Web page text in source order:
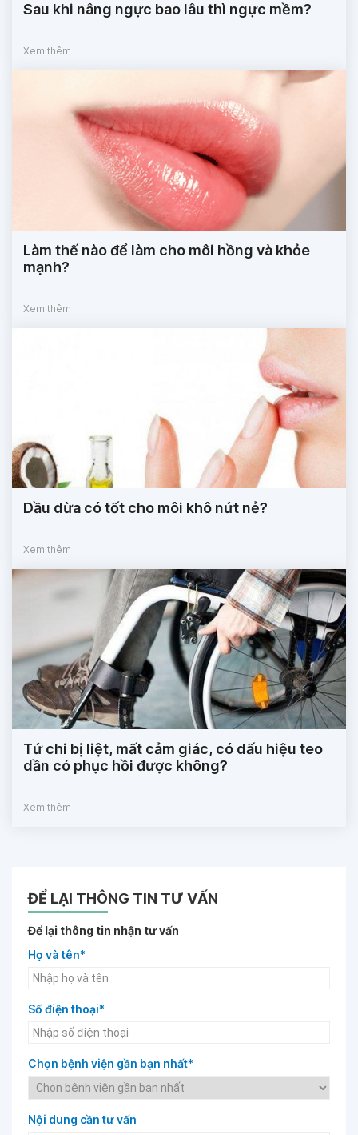
Sau khi nâng ngực bao lâu thì ngực mềm?
Xem thêm
Làm thế nào để làm cho môi hồng và khỏe
mạnh?
Xem thêm
Dầu dừa có tốt cho môi khô nứt nẻ?
Xem thêm
Tứ chi bị liệt, mất cảm giác, có dấu hiệu teo
dần có phục hồi được không?
Xem thêm
ĐỂ LẠI THÔNG TIN TƯ VẤN
Để lại thông tin nhận tư vấn
Họ và tên*
Số điện thoại*
Chọn bệnh viện gần bạn nhất*
Nội dung cần tư vấn